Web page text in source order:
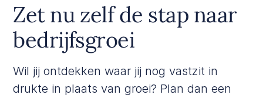
Zet nu zelf de stap naar
bedrijfsgroei
Wil jij ontdekken waar jij nog vastzit in
drukte in plaats van groei? Plan dan een